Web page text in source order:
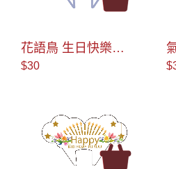
花語鳥 生日快樂
AS990012 蛋糕插牌
$30